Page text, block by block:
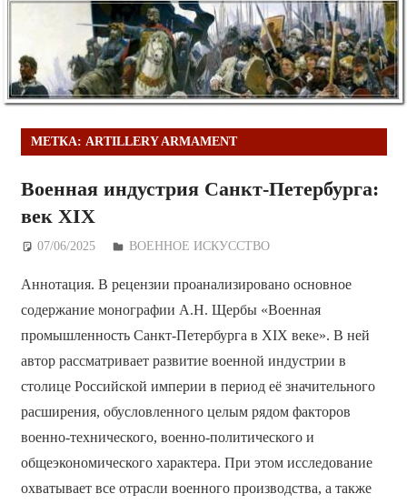
МЕТКА: ARTILLERY ARMAMENT
Военная индустрия Санкт-Петербурга:
век XIX
07/06/2025 Дежурный по Редакции
ВОЕННОЕ ИСКУССТВО
Аннотация. В рецензии проанализировано основное
содержание монографии А.Н. Щербы «Военная
промышленность Санкт-Петербурга в XIX веке». В ней
автор рассматривает развитие военной индустрии в
столице Российской империи в период её значительного
расширения, обусловленного целым рядом факторов
военно-технического, военно-политического и
общеэкономического характера. При этом исследование
охватывает все отрасли военного производства, а также